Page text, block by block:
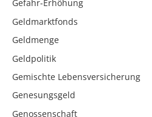
Gefahr-Erhöhung
Geldmarktfonds
Geldmenge
Geldpolitik
Gemischte Lebensversicherung
Genesungsgeld
Genossenschaft